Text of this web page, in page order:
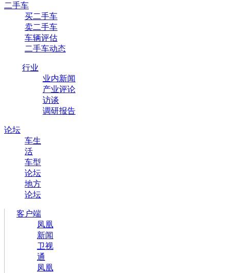
二手车
买二手车
卖二手车
车辆评估
二手车动态
行业
业内新闻
产业评论
访谈
调研报告
论坛
车生
活
车型
论坛
地方
论坛
客户端
凤凰
新闻
卫视
通
凤凰